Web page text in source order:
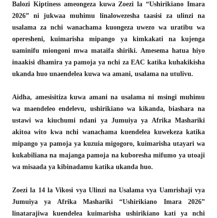
Balozi Kiptiness ameongeza kuwa Zoezi la “Ushirikiano Imara
2026” ni jukwaa muhimu linalowezesha taasisi za ulinzi na
usalama za nchi wanachama kuongeza uwezo wa uratibu wa
operesheni, kuimarisha mipango ya kimkakati na kujenga
uaminifu miongoni mwa mataifa shiriki. Amesema hatua hiyo
inaakisi dhamira ya pamoja ya nchi za EAC katika kuhakikisha
ukanda huo unaendelea kuwa wa amani, usalama na utulivu.
Aidha, amesisitiza kuwa amani na usalama ni msingi muhimu
wa maendeleo endelevu, ushirikiano wa kikanda, biashara na
ustawi wa kiuchumi ndani ya Jumuiya ya Afrika Mashariki
akitoa wito kwa nchi wanachama kuendelea kuwekeza katika
mipango ya pamoja ya kuzuia migogoro, kuimarisha utayari wa
kukabiliana na majanga pamoja na kuboresha mifumo ya utoaji
wa misaada ya kibinadamu katika ukanda huo.
Zoezi la 14 la Vikosi vya Ulinzi na Usalama vya Uamrishaji vya
Jumuiya ya Afrika Mashariki “Ushirikiano Imara 2026”
linatarajiwa kuendelea kuimarisha ushirikiano kati ya nchi